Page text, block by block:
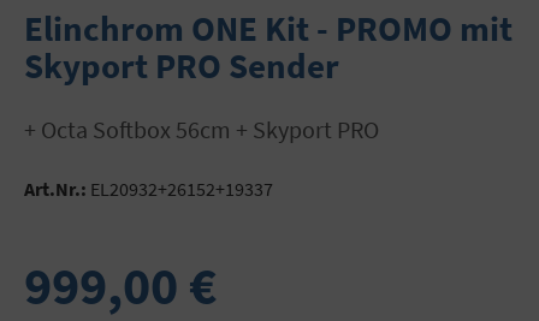
Elinchrom ONE Kit - PROMO mit
Skyport PRO Sender
+ Octa Softbox 56cm + Skyport PRO
Art.Nr.: EL20932+26152+19337
999,00 €